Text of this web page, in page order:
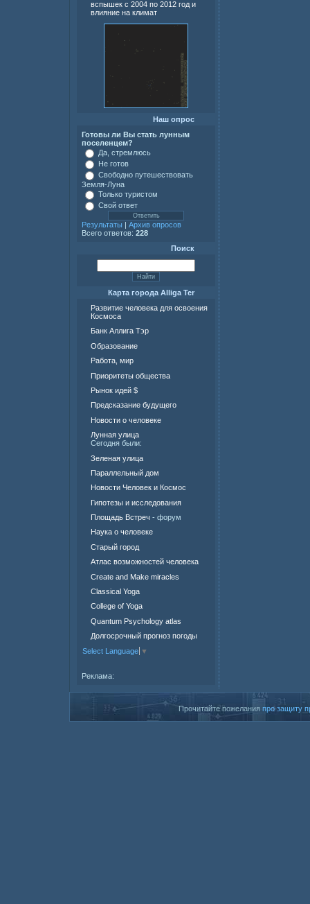
вспышек с 2004 по 2012 год и
влияние на климат
Наш опрос
Готовы ли Вы стать лунным
поселенцем?
Да, стремлюсь
Не готов
Свободно путешествовать
Земля-Луна
Только туристом
Свой ответ
Результаты | Архив опросов
Всего ответов: 228
Поиск
Карта города Alliga Ter
Развитие человека для освоения
Космоса
Банк Аллига Тэр
Образование
Работа, мир
Приоритеты общества
Рынок идей $
Предсказание будущего
Новости о человеке
Лунная улица
Сегодня были:
Зеленая улица
Параллельный дом
Новости Человек и Космос
Гипотезы и исследования
Площадь Встреч - форум
Наука о человеке
Старый город
Атлас возможностей человека
Create and Make miracles
Classical Yoga
College of Yoga
Quantum Psychology atlas
Долгосрочный прогноз погоды
Select Language ▼
Реклама:
Прочитайте пожелания про защиту